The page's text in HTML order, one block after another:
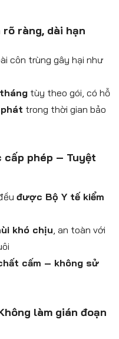
rõ ràng, dài hạn
côn trùng gây hại như
tùy theo gói, có hỗ
trong thời gian bảo
phép – Tuyệt
được Bộ Y tế kiểm
khó chịu, an toàn với
cấm – không sử
làm gián đoạn